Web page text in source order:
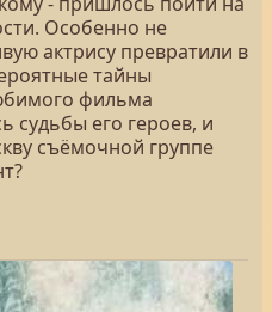
Особенно не
актрису превратили в
тайны
фильма
судьбы его героев, и
съёмочной группе